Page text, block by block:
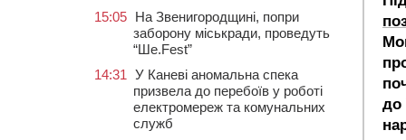
до
15:05 На Звенигородщині, попри
заборону міськради, проведуть
“Ше.Fest”
14:31 У Каневі аномальна спека
призвела до перебоїв у роботі
електромереж та комунальних
служб